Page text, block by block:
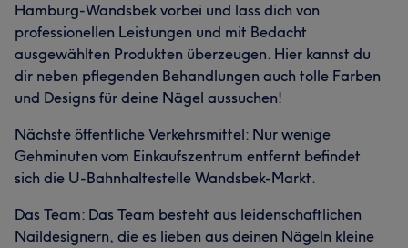
Hamburg-Wandsbek vorbei und lass dich von
professionellen Leistungen und mit Bedacht
ausgewählten Produkten überzeugen. Hier kannst du
dir neben pflegenden Behandlungen auch tolle Farben
und Designs für deine Nägel aussuchen!
Nächste öffentliche Verkehrsmittel: Nur wenige
Gehminuten vom Einkaufszentrum entfernt befindet
sich die U-Bahnhaltestelle Wandsbek-Markt.
Das Team: Das Team besteht aus leidenschaftlichen
Naildesignern, die es lieben aus deinen Nägeln kleine